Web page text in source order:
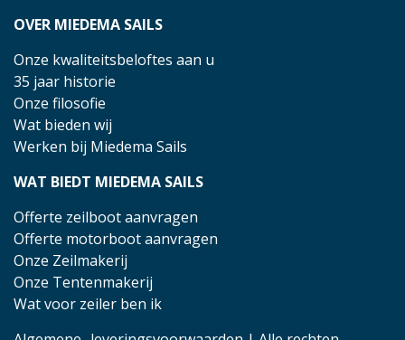
OVER MIEDEMA SAILS
Onze kwaliteitsbeloftes aan u
35 jaar historie
Onze filosofie
Wat bieden wij
Werken bij Miedema Sails
WAT BIEDT MIEDEMA SAILS
Offerte zeilboot aanvragen
Offerte motorboot aanvragen
Onze Zeilmakerij
Onze Tentenmakerij
Wat voor zeiler ben ik